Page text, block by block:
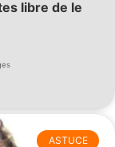
libre de le
ASTUCE